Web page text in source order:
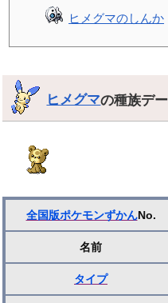
ヒメグマのしんか
ヒメグマの種族デ
全国版ポケモンずかんNo.
名前
タイプ